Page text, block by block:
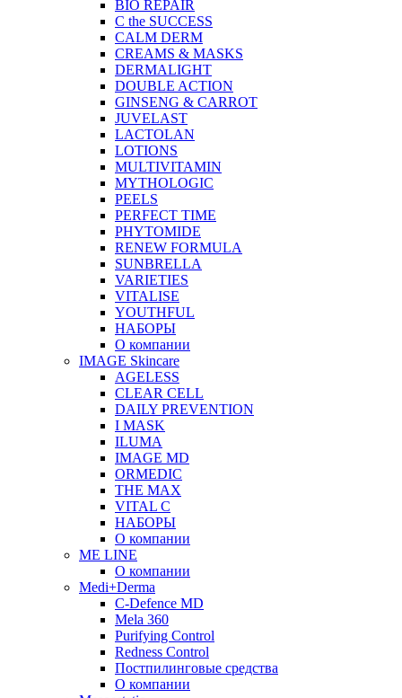
BIO REPAIR
C the SUCCESS
CALM DERM
CREAMS & MASKS
DERMALIGHT
DOUBLE ACTION
GINSENG & CARROT
JUVELAST
LACTOLAN
LOTIONS
MULTIVITAMIN
MYTHOLOGIC
PEELS
PERFECT TIME
PHYTOMIDE
RENEW FORMULA
SUNBRELLA
VARIETIES
VITALISE
YOUTHFUL
НАБОРЫ
О компании
IMAGE Skincare
AGELESS
CLEAR CELL
DAILY PREVENTION
I MASK
ILUMA
IMAGE MD
ORMEDIC
THE MAX
VITAL C
НАБОРЫ
О компании
ME LINE
О компании
Medi+Derma
C-Defence MD
Mela 360
Purifying Control
Redness Control
Постпилинговые средства
О компании